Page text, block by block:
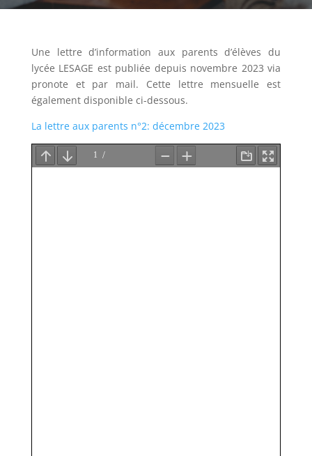
Une lettre d’information aux parents d’élèves du
lycée LESAGE est publiée depuis novembre 2023 via
pronote et par mail. Cette lettre mensuelle est
également disponible ci-dessous.
La lettre aux parents n°2: décembre 2023